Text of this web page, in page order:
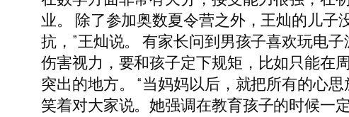
业。 除了参加奥数夏令营之外，王灿的儿
抗，”王灿说。 有家长问到男孩子喜欢玩电
伤害视力，要和孩子定下规矩，比如只能在
突出的地方。 “当妈妈以后，就把所有的心
笑着对大家说。她强调在教育孩子的时候一定